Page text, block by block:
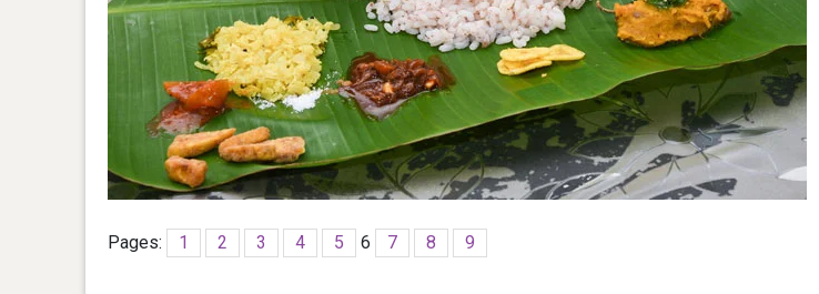
Pages: 1 2 3 4 5 6 7 8 9